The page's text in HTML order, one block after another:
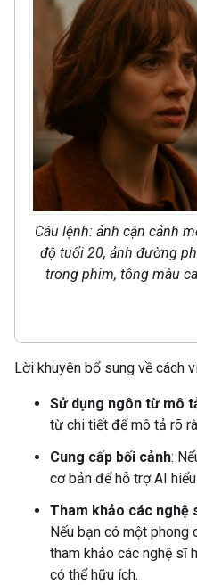
Câu lệnh: ảnh cận cảnh
độ tuổi 20, ảnh đường
trong phim, tông màu
Lời khuyên bổ sung về cách
Sử dụng ngôn từ mô
từ chi tiết để mô tả rõ
Cung cấp bối cảnh:
cơ bản để hỗ trợ AI
Tham khảo các nghệ
Nếu bạn có một phong
tham khảo các nghệ sĩ
có thể hữu ích.